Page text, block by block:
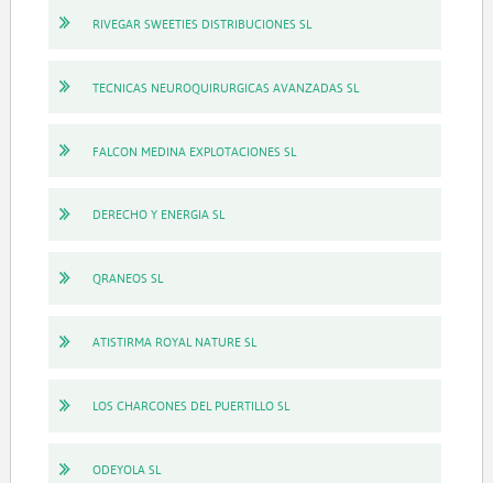
RIVEGAR SWEETIES DISTRIBUCIONES SL
TECNICAS NEUROQUIRURGICAS AVANZADAS SL
FALCON MEDINA EXPLOTACIONES SL
DERECHO Y ENERGIA SL
QRANEOS SL
ATISTIRMA ROYAL NATURE SL
LOS CHARCONES DEL PUERTILLO SL
ODEYOLA SL